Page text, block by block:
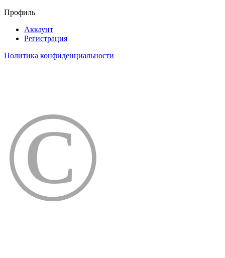
Профиль
Аккаунт
Регистрация
Политика конфиденциальности
©